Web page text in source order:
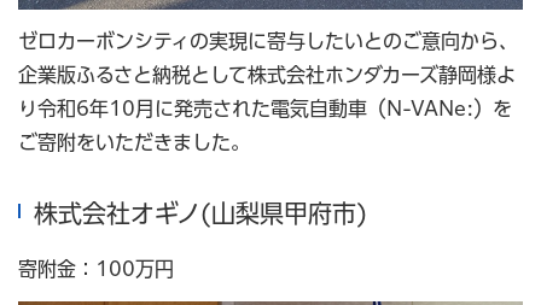
ゼロカーボンシティの実現に寄与したいとのご意向から、
企業版ふるさと納税として株式会社ホンダカーズ静岡様よ
り令和6年10月に発売された電気自動車（N-VANe:）を
ご寄附をいただきました。
株式会社オギノ(山梨県甲府市)
寄附金：100万円